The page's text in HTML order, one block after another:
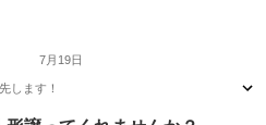
7月19日
します！
庭用品